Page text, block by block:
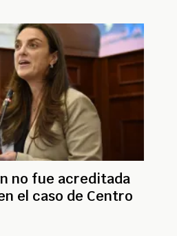
no fue acreditada
el caso de Centro